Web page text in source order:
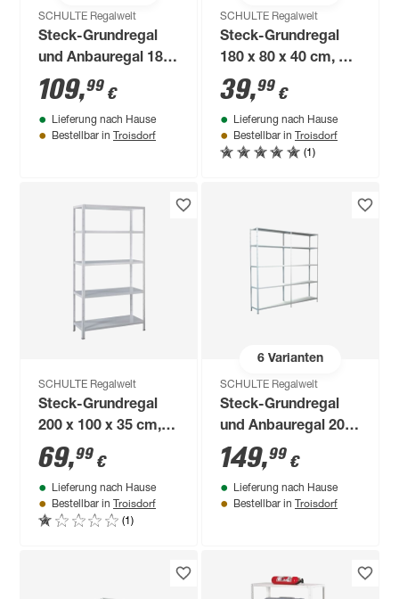
SCHULTE Regalwelt
Steck-Grundregal
und Anbauregal 180
x 160 x 35 cm, 8
Böden, verzinkt,
Tragkraft 340 kg
109,99 €
Lieferung nach Hause
Bestellbar in Troisdorf
SCHULTE Regalwelt
Steck-Grundregal
180 x 80 x 40 cm, 4
Böden, verzinkt,
Tragkraft 260 kg
39,99 €
Lieferung nach Hause
Bestellbar in Troisdorf
(1)
SCHULTE Regalwelt
Steck-Grundregal
200 x 100 x 35 cm, 5
Böden, weiß,
Tragkraft 425 kg
69,99 €
Lieferung nach Hause
Bestellbar in Troisdorf
(1)
6Varianten
SCHULTE Regalwelt
Steck-Grundregal
und Anbauregal 200
x 200 x 35 cm, 10
Böden, weiß,
Tragkraft 425 kg
149,99 €
Lieferung nach Hause
Bestellbar in Troisdorf